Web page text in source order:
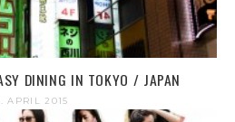
DINING IN TOKYO / JAPAN
APRIL 2015